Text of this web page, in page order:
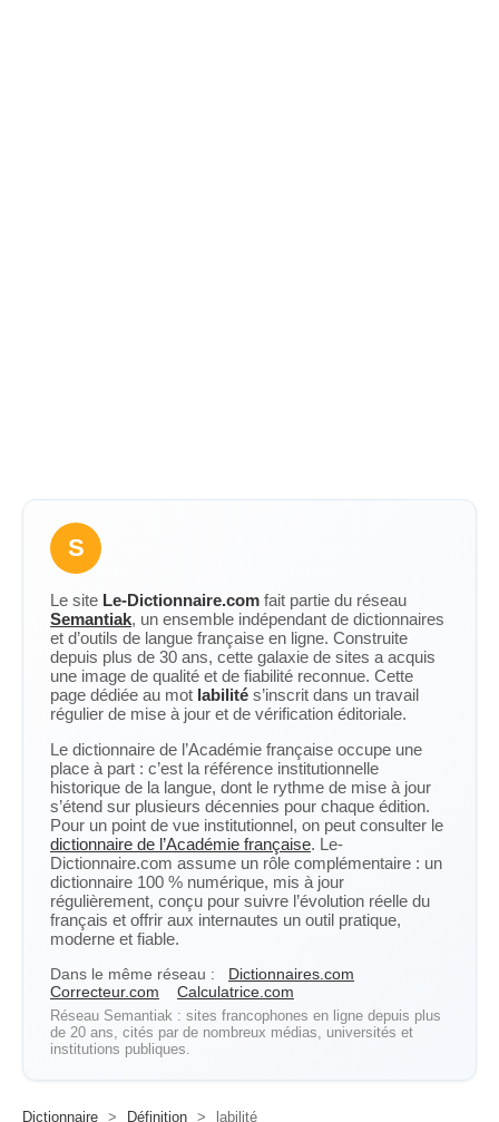
S
Le site Le-Dictionnaire.com fait partie du réseau
Semantiak, un ensemble indépendant de dictionnaires
et d’outils de langue française en ligne. Construite
depuis plus de 30 ans, cette galaxie de sites a acquis
une image de qualité et de fiabilité reconnue. Cette
page dédiée au mot labilité s’inscrit dans un travail
régulier de mise à jour et de vérification éditoriale.
Le dictionnaire de l’Académie française occupe une
place à part : c’est la référence institutionnelle
historique de la langue, dont le rythme de mise à jour
s’étend sur plusieurs décennies pour chaque édition.
Pour un point de vue institutionnel, on peut consulter le
dictionnaire de l’Académie française. Le-
Dictionnaire.com assume un rôle complémentaire : un
dictionnaire 100 % numérique, mis à jour
régulièrement, conçu pour suivre l’évolution réelle du
français et offrir aux internautes un outil pratique,
moderne et fiable.
Dans le même réseau :
Dictionnaires.com
Correcteur.com
Calculatrice.com
Réseau Semantiak : sites francophones en ligne depuis plus
de 20 ans, cités par de nombreux médias, universités et
institutions publiques.
Dictionnaire > Définition > labilité